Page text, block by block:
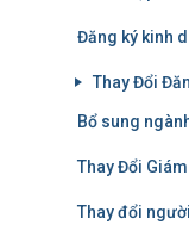
Đăng ký kinh
Thay Đổi
Bổ sung
Thay Đổi
Thay đổi